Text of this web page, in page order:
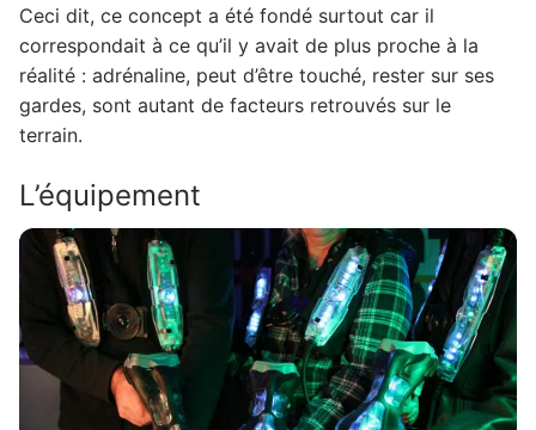
3.2. Les Tourelles
3.3. Les Raptors
3.4. Les Lapins
4. Les modes de jeux
Ceci dit, ce concept a été fondé surtout car il
correspondait à ce qu’il y avait de plus proche à la
réalité : adrénaline, peut d’être touché, rester sur ses
gardes, sont autant de facteurs retrouvés sur le
terrain.
L’équipement